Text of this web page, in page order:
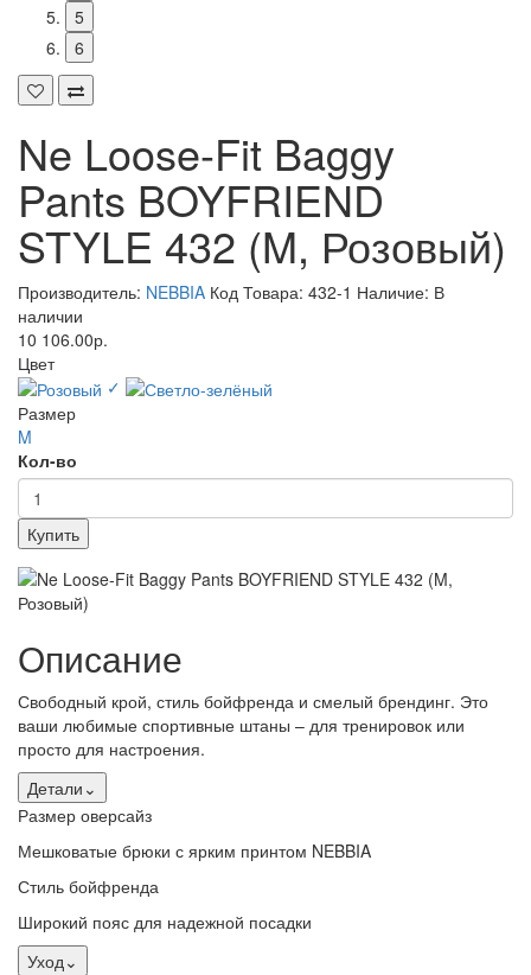
5
6
Ne Loose-Fit Baggy
Pants BOYFRIEND
STYLE 432 (M, Розовый)
Производитель: NEBBIA Код Товара: 432-1 Наличие: В
наличии
10 106.00р.
Цвет
✓
Размер
M
Кол-во
Купить
Описание
Свободный крой, стиль бойфренда и смелый брендинг. Это
ваши любимые спортивные штаны – для тренировок или
просто для настроения.
Детали ⌄
Размер оверсайз
Мешковатые брюки с ярким принтом NEBBIA
Стиль бойфренда
Широкий пояс для надежной посадки
Уход⌄